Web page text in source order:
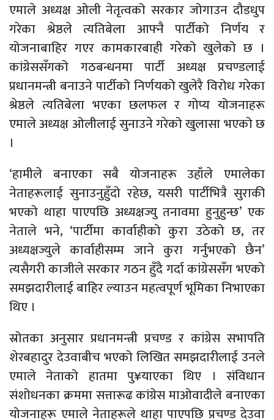
एमाले अध्यक्ष ओली नेतृत्वको सरकार जोगाउन दौडधुप
गरेका श्रेष्ठले त्यतिबेला आफ्नै पार्टीको निर्णय र
योजनाबाहिर गएर कामकारबाही गरेको खुलेको छ ।
कांग्रेससँगको गठबन्धनमा पार्टी अध्यक्ष प्रचण्डलाई
प्रधानमन्त्री बनाउने पार्टीको निर्णयको खुलेरै विरोध गरेका
श्रेष्ठले त्यतिबेला भएका छलफल र गोप्य योजनाहरू
एमाले अध्यक्ष ओलीलाई सुनाउने गरेको खुलासा भएको छ
।
‘हामीले बनाएका सबै योजनाहरू उहाँले एमालेका
नेताहरूलाई सुनाउनुहुँदो रहेछ, यसरी पार्टीभित्रै सुराकी
भएको थाहा पाएपछि अध्यक्षज्यु तनावमा हुनुहुन्छ’ एक
नेताले भने, ‘पार्टीमा कार्वाहीको कुरा उठेको छ, तर
अध्यक्षज्युले कार्वाहीसम्म जाने कुरा गर्नुभएको छैन’
त्यसैगरी काजीले सरकार गठन हुँदै गर्दा कांग्रेससँग भएको
समझदारीलाई बाहिर ल्याउन महत्वपूर्ण भूमिका निभाएका
थिए ।
स्रोतका अनुसार प्रधानमन्त्री प्रचण्ड र कांग्रेस सभापति
शेरबहादुर देउवाबीच भएको लिखित समझदारीलाई उनले
एमाले नेताको हातमा पु¥याएका थिए । संविधान
संशोधनका क्रममा सत्तारूढ कांग्रेस माओवादीले बनाएका
योजनाहरू एमाले नेताहरूले थाहा पाएपछि प्रचण्ड देउवा